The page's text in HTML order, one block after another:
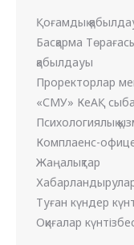
Қоғамдық
Басқарма
қабылдауы
Проректорлар
«СМУ» КеАҚ
Психологиялық
Комплаенс-
Жаңалықтар
Туған күндер
Оқиғалар